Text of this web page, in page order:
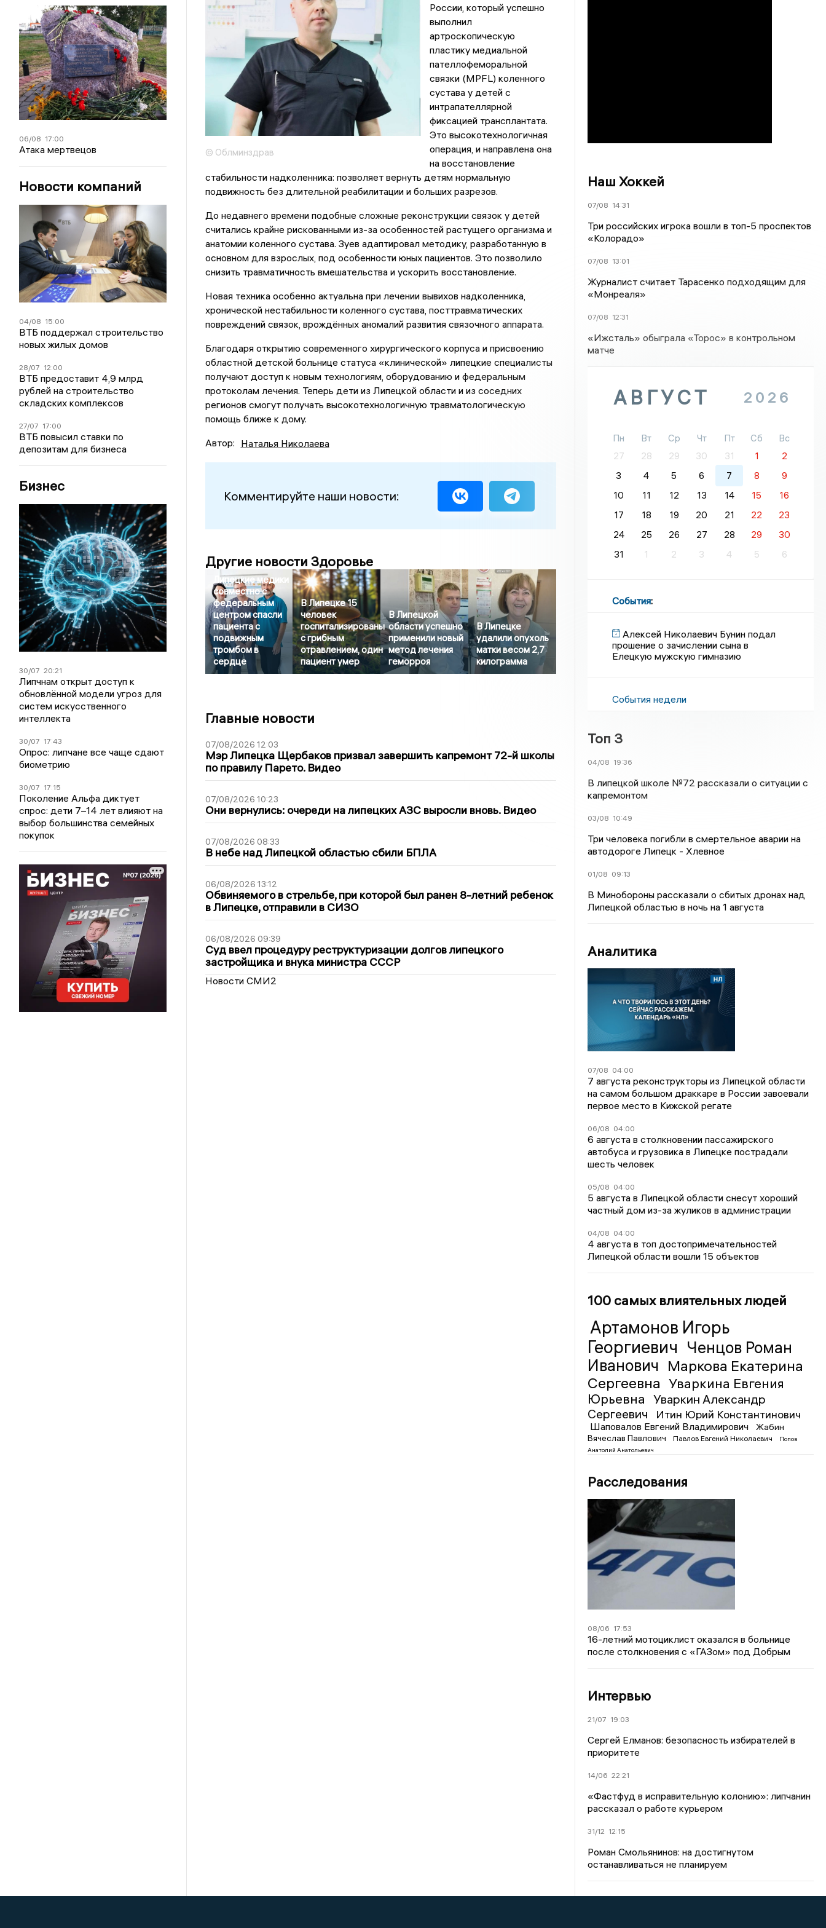
06/08 17:00
Атака мертвецов
Новости компаний
04/08 15:00
ВТБ поддержал строительство
новых жилых домов
28/07 12:00
ВТБ предоставит 4,9 млрд
рублей на строительство
складских комплексов
27/07 17:00
ВТБ повысил ставки по
депозитам для бизнеса
Бизнес
30/07 20:21
Липчнам открыт доступ к
обновлённой модели угроз для
систем искусственного
интеллекта
30/07 17:43
Опрос: липчане все чаще сдают
биометрию
30/07 17:15
Поколение Альфа диктует
спрос: дети 7–14 лет влияют на
выбор большинства семейных
покупок
© Облминздрав
России, который успешно
выполнил
артроскопическую
пластику медиальной
пателлофеморальной
связки (MPFL) коленного
сустава у детей с
интрапателлярной
фиксацией трансплантата.
Это высокотехнологичная
операция, и направлена она
на восстановление
стабильности надколенника: позволяет вернуть детям нормальную
подвижность без длительной реабилитации и больших разрезов.
До недавнего времени подобные сложные реконструкции связок у детей
считались крайне рискованными из-за особенностей растущего организма и
анатомии коленного сустава. Зуев адаптировал методику, разработанную в
основном для взрослых, под особенности юных пациентов. Это позволило
снизить травматичность вмешательства и ускорить восстановление.
Новая техника особенно актуальна при лечении вывихов надколенника,
хронической нестабильности коленного сустава, посттравматических
повреждений связок, врождённых аномалий развития связочного аппарата.
Благодаря открытию современного хирургического корпуса и присвоению
областной детской больнице статуса «клинической» липецкие специалисты
получают доступ к новым технологиям, оборудованию и федеральным
протоколам лечения. Теперь дети из Липецкой области и из соседних
регионов смогут получать высокотехнологичную травматологическую
помощь ближе к дому.
Автор: Наталья Николаева
Комментируйте наши новости:
Другие новости Здоровье
Липецкие медики
совместно с
федеральным
центром спасли
пациента с
подвижным
тромбом в
сердце
В Липецке 15
человек
госпитализированы
с грибным
отравлением, один
пациент умер
В Липецкой
области успешно
применили новый
метод лечения
геморроя
В Липецке
удалили опухоль
матки весом 2,7
килограмма
Главные новости
07/08/2026 12:03
Мэр Липецка Щербаков призвал завершить капремонт 72-й школы
по правилу Парето. Видео
07/08/2026 10:23
Они вернулись: очереди на липецких АЗС выросли вновь. Видео
07/08/2026 08:33
В небе над Липецкой областью сбили БПЛА
06/08/2026 13:12
Обвиняемого в стрельбе, при которой был ранен 8-летний ребенок
в Липецке, отправили в СИЗО
06/08/2026 09:39
Суд ввел процедуру реструктуризации долгов липецкого
застройщика и внука министра СССР
Новости СМИ2
Наш Хоккей
07/08 14:31
Три российских игрока вошли в топ-5 проспектов
«Колорадо»
07/08 13:01
Журналист считает Тарасенко подходящим для
«Монреаля»
07/08 12:31
«Ижсталь» обыграла «Торос» в контрольном
матче
АВГУСТ 2026
Пн Вт Ср Чт Пт Сб
Вс
27
28 29 30 31 1
2
3
4 5 6 7 8
9
10
11 12 13 14 15
16
17
18 19 20 21 22
23
24
25 26 27 28 29
30
31
1 2 3 4 5 6
События:
Алексей Николаевич Бунин подал
прошение о зачислении сына в
Елецкую мужскую гимназию
События недели
Топ 3
04/08 19:36
В липецкой школе №72 рассказали о ситуации с
капремонтом
03/08 10:49
Три человека погибли в смертельное аварии на
автодороге Липецк - Хлевное
01/08 09:13
В Минобороны рассказали о сбитых дронах над
Липецкой областью в ночь на 1 августа
Аналитика
07/08 04:00
7 августа реконструкторы из Липецкой области
на самом большом драккаре в России завоевали
первое место в Кижской регате
06/08 04:00
6 августа в столкновении пассажирского
автобуса и грузовика в Липецке пострадали
шесть человек
05/08 04:00
5 августа в Липецкой области снесут хороший
частный дом из-за жуликов в администрации
04/08 04:00
4 августа в топ достопримечательностей
Липецкой области вошли 15 объектов
100 самых влиятельных людей
Артамонов Игорь
Георгиевич Ченцов Роман
Иванович Маркова Екатерина
Сергеевна Уваркина Евгения
Юрьевна
Уваркин Александр
Сергеевич
Итин Юрий Константинович
Шаповалов Евгений Владимирович
Жабин
Вячеслав Павлович
Павлов Евгений Николаевич
Попов
Анатолий Анатольевич
Расследования
08/06 17:53
16-летний мотоциклист оказался в больнице
после столкновения с «ГАЗом» под Добрым
Интервью
21/07 19:03
Сергей Елманов: безопасность избирателей в
приоритете
14/06 22:21
«Фастфуд в исправительную колонию»: липчанин
рассказал о работе курьером
31/12 12:15
Роман Смольянинов: на достигнутом
останавливаться не планируем